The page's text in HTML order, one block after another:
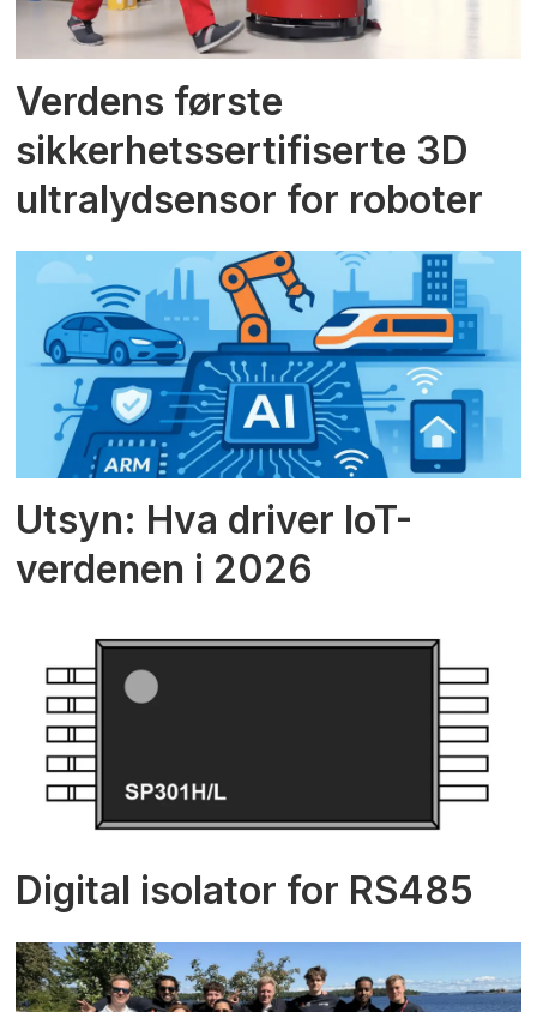
Verdens første
sikkerhetssertifiserte 3D
ultralydsensor for roboter
Utsyn: Hva driver IoT-
verdenen i 2026
Digital isolator for RS485